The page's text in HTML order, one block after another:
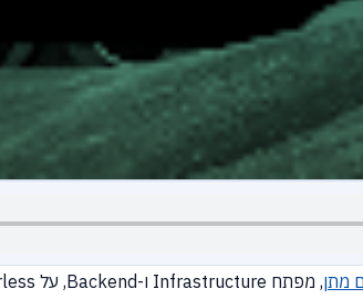
מתן, מפתח Infrastructure ו-Backend, על Serverless, פונקציות בענן, ועל כנס הסרברלס הישראלי הראשון -